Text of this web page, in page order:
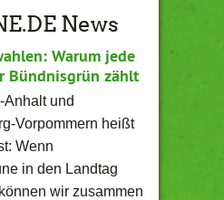
News
Warum jede
Bündnisgrün zählt
Anhalt und
Vorpommern heißt
Wenn
in den Landtag
wir zusammen